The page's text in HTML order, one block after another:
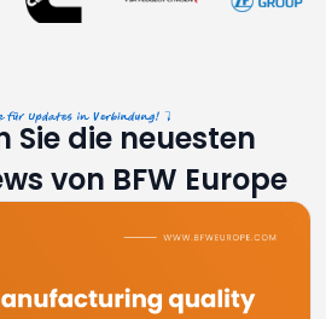
Sie die neuesten
von BFW Europe